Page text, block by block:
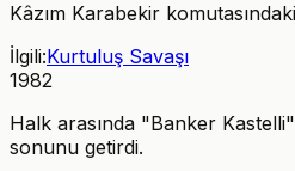
Kâzım Karabekir
İlgili:Kurtuluş Savaşı
1982
Halk arasında "Banker
sonunu getirdi.